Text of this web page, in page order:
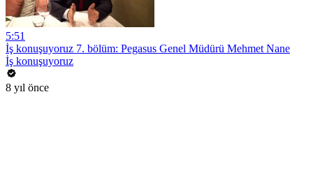
5:51
İş konuşuyoruz 7. bölüm: Pegasus Genel Müdürü Mehmet Nane
İş konuşuyoruz
8 yıl önce